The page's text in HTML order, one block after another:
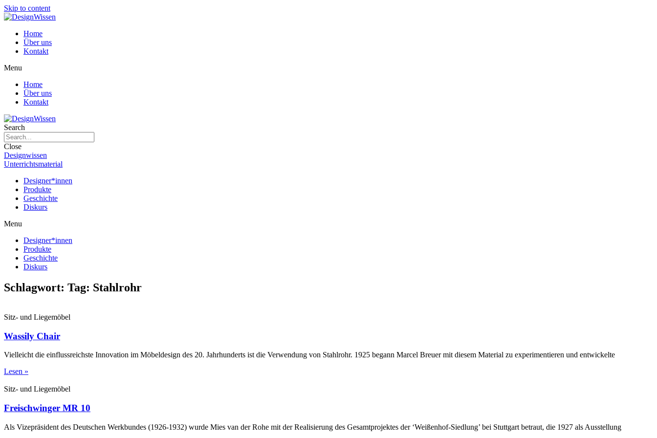
Skip to content
Home
Über uns
Kontakt
Menu
Home
Über uns
Kontakt
Search
Close
Designwissen
Unterrichtsmaterial
Designer*innen
Produkte
Geschichte
Diskurs
Menu
Designer*innen
Produkte
Geschichte
Diskurs
Schlagwort: Tag: Stahlrohr
Sitz- und Liegemöbel
Wassily Chair
Vielleicht die einflussreichste Innovation im Möbeldesign des 20. Jahrhunderts ist die Verwendung von Stahlrohr. 1925 begann Marcel Breuer mit diesem Material zu experimentieren und entwickelte
Lesen »
Sitz- und Liegemöbel
Freischwinger MR 10
Als Vizepräsident des Deutschen Werkbundes (1926-1932) wurde Mies van der Rohe mit der Realisierung des Gesamtprojektes der ‘Weißenhof-Siedlung’ bei Stuttgart betraut, die 1927 als Ausstellung